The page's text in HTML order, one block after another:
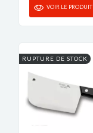
VOIR LE PRODUIT
RUPTURE DE STOCK